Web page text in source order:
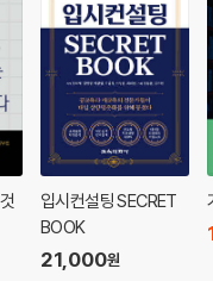
입시컨설팅 SECRET
BOOK
21,000원